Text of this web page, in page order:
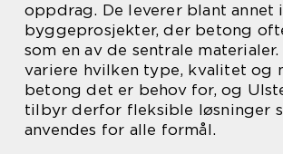
oppdrag. De leverer blant annet
byggeprosjekter, der betong
som en av de sentrale
variere hvilken type, kvalitet og
betong det er behov for, og
tilbyr derfor fleksible løsninger
anvendes for alle formål.